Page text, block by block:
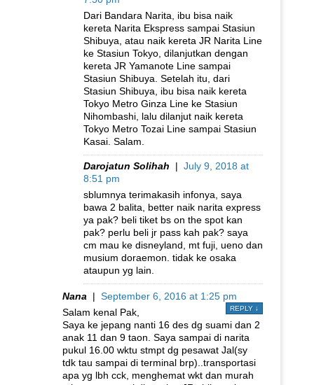
Dari Bandara Narita, ibu bisa naik
kereta Narita Ekspress sampai Stasiun
Shibuya, atau naik kereta JR Narita Line
ke Stasiun Tokyo, dilanjutkan dengan
kereta JR Yamanote Line sampai
Stasiun Shibuya. Setelah itu, dari
Stasiun Shibuya, ibu bisa naik kereta
Tokyo Metro Ginza Line ke Stasiun
Nihombashi, lalu dilanjut naik kereta
Tokyo Metro Tozai Line sampai Stasiun
Kasai. Salam.
Darojatun Solihah | July 9, 2018 at
8:51 pm
sblumnya terimakasih infonya, saya
bawa 2 balita, better naik narita express
ya pak? beli tiket bs on the spot kan
pak? perlu beli jr pass kah pak? saya
cm mau ke disneyland, mt fuji, ueno dan
musium doraemon. tidak ke osaka
ataupun yg lain.
Nana | September 6, 2016 at 1:25 pm
REPLY ↓
Salam kenal Pak,
Saya ke jepang nanti 16 des dg suami dan 2
anak 11 dan 9 taon. Saya sampai di narita
pukul 16.00 wktu stmpt dg pesawat Jal(sy
tdk tau sampai di terminal brp)..transportasi
apa yg lbh cck, menghemat wkt dan murah